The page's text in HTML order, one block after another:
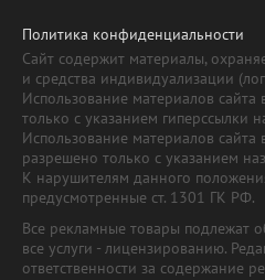
Политика конфиденциальности
Сайт содержит материалы,
и средства индивидуализации
Использование материалов
только с указанием гиперссылки
Использование материалов сайта
разрешено только с указанием
К нарушителям данного
предусмотренные ст. 1301 ГК РФ.
Все рекламные товары подлежат
все услуги - лицензированию.
ответственности за содержание